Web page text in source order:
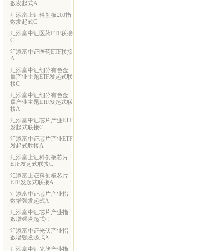
数发起式A
汇添富上证科创板200指
数发起式C
汇添富中证医药ETF联接
C
汇添富中证医药ETF联接
A
汇添富中证细分有色金
属产业主题ETF发起式联
接C
汇添富中证细分有色金
属产业主题ETF发起式联
接A
汇添富中证芯片产业ETF
发起式联接C
汇添富中证芯片产业ETF
发起式联接A
汇添富上证科创板芯片
ETF发起式联接C
汇添富上证科创板芯片
ETF发起式联接A
汇添富中证芯片产业指
数增强发起式A
汇添富中证芯片产业指
数增强发起式C
汇添富中证光伏产业指
数增强发起式A
汇添富中证光伏产业指